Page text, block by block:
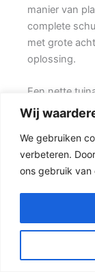
Wij
We gebruiken
verbeteren.
ons gebruik van
manier van
complete
met grote
oplossing.
Een nette
een paar
onderhoud,
combinatie
ondergrond,
aanwezigheid
op de beste
Welke
In veel